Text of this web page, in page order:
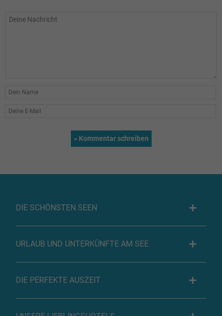
DIE SCHÖNSTEN SEEN
URLAUB UND UNTERKÜNFTE AM SEE
DIE PERFEKTE AUSZEIT